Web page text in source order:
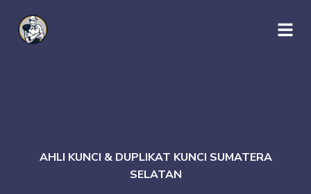
AHLI KUNCI & DUPLIKAT KUNCI SUMATERA
SELATAN